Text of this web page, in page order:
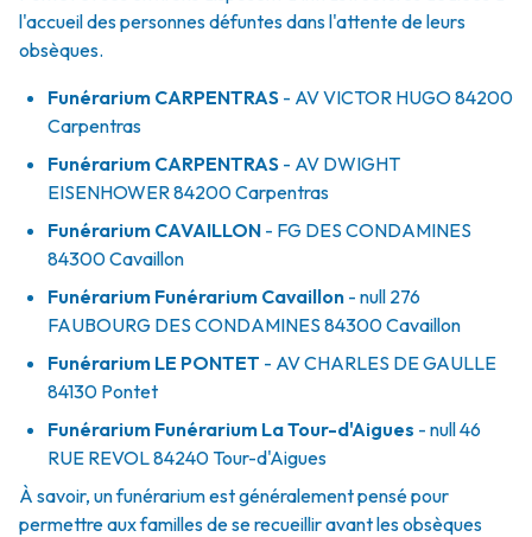
l'accueil des personnes défuntes dans l'attente de leurs
obsèques.
Funérarium CARPENTRAS - AVVICTOR HUGO84200
Carpentras
Funérarium CARPENTRAS - AV DWIGHT
EISENHOWER84200Carpentras
Funérarium CAVAILLON - FG DES CONDAMINES
84300Cavaillon
Funérarium Funérarium Cavaillon - null 276
FAUBOURG DES CONDAMINES 84300Cavaillon
Funérarium LE PONTET - AVCHARLES DE GAULLE
84130 Pontet
Funérarium Funérarium La Tour-d'Aigues - null46
RUE REVOL84240 Tour-d'Aigues
À savoir, un funérarium est généralement pensé pour
permettre aux familles de se recueillir avant les obsèques